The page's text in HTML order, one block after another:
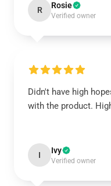
R Rosie
Verified owner
Didn't have high
with the product.
I Ivy
Verified owner